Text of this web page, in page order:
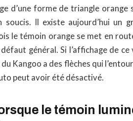
d’une forme de triangle orange
Il existe aujourd’hui un
le témoin orange se met en
général. Si l’affichage de
Kangoo a des flèches qui
peut avoir été désactivé.
le témoin